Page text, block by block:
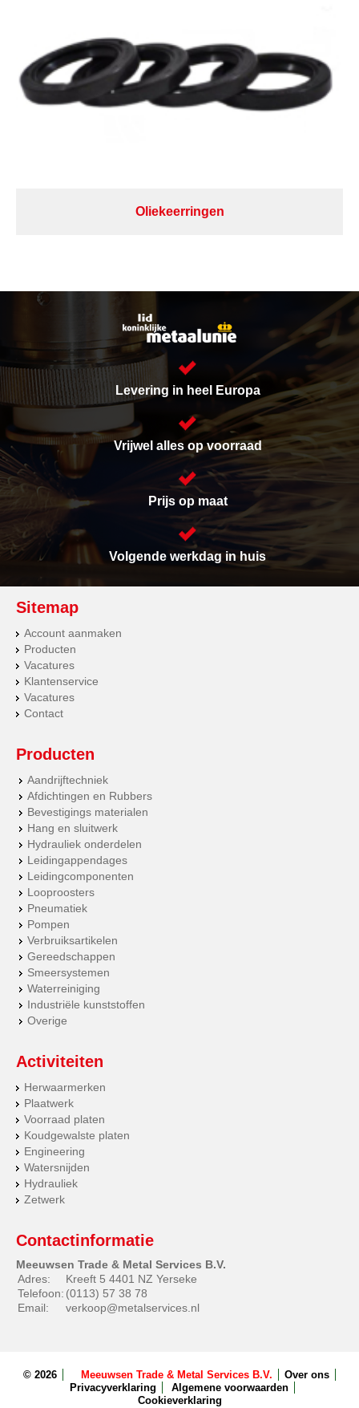
Oliekeerringen
Levering in heel Europa
Vrijwel alles op voorraad
Prijs op maat
Volgende werkdag in huis
Sitemap
Account aanmaken
Producten
Vacatures
Klantenservice
Vacatures
Contact
Producten
Aandrijftechniek
Afdichtingen en Rubbers
Bevestigings materialen
Hang en sluitwerk
Hydrauliek onderdelen
Leidingappendages
Leidingcomponenten
Looproosters
Pneumatiek
Pompen
Verbruiksartikelen
Gereedschappen
Smeersystemen
Waterreiniging
Industriële kunststoffen
Overige
Activiteiten
Herwaarmerken
Plaatwerk
Voorraad platen
Koudgewalste platen
Engineering
Watersnijden
Hydrauliek
Zetwerk
Contactinformatie
Meeuwsen Trade & Metal Services B.V.
Adres:
Kreeft 5 4401 NZ Yerseke
Telefoon: (0113) 57 38 78
Email:
verkoop@metalservices.nl
© 2026 Meeuwsen Trade & Metal Services B.V.
Over ons
Privacyverklaring
Algemene voorwaarden
Cookieverklaring